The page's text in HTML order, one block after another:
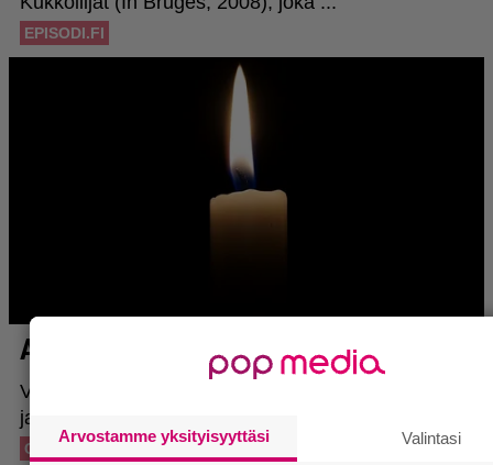
Arvostamme yksityisyyttäsi Valintasi